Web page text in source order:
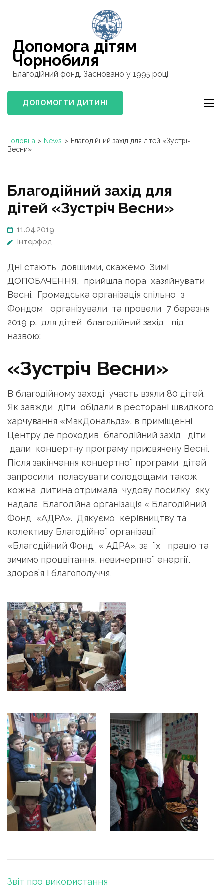
(нажмите
Enter)
Допомога дітям
Чорнобиля
Благодійний фонд. Засновано у 1995 році
ДОПОМОГТИ ДИТИНI
Головна > News > Благодійний захід для дітей «Зустріч
Весни»
Благодійний захід для
дітей «Зустріч Весни»
11.04.2019
Інтерфод
Дні стають довшими, скажемо Зимі
ДОПОБАЧЕННЯ, прийшла пора хазяйнувати
Весні. Громадська організація спільно з
Фондом організували та провели 7 березня
2019 р. для дітей благодійний захід під
назвою:
«Зустріч Весни»
В благодійному заході участь взяли 80 дітей.
Як завжди діти обідали в ресторані швидкого
харчування «МакДональдз», в приміщенні
Центру де проходив благодійний захід діти
дали концертну програму присвячену Весні.
Після закінчення концертної програми дітей
запросили поласувати солодощами також
кожна дитина отримала чудову посилку яку
надала Благолійна організація « Благодійний
Фонд «АДРА». Дякуємо керівництву та
колективу Благодійної організації
«Благодійний Фонд « АДРА». за їх працю та
зичимо процвітання, невичерпної енергії,
здоров’я і благополуччя.
Навигация
Звіт про використання